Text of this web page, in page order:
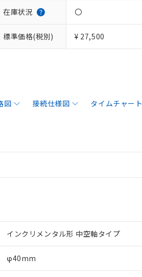
在庫状況 〇
標準価格(税別) ¥ 27,500
図 接続仕様図 タイムチャート
インクリメンタル形 中空軸タイプ
φ40mm